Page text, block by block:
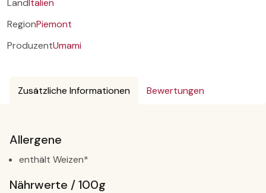
RegionPiemont
ProduzentUmami
Zusätzliche Informationen Bewertungen
Allergene
enthält Weizen*
Nährwerte / 100g